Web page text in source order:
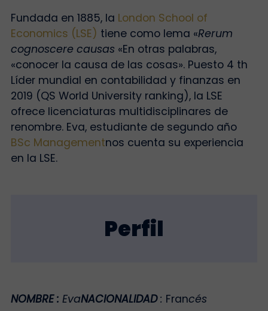
Fundada en 1885, la London School of
Economics (LSE) tiene como lema «Rerum
cognoscere causas«En otras palabras,
«conocer la causa de las cosas». Puesto 4 th
Líder mundial en contabilidad y finanzas en
2019 (QS World University ranking), la LSE
ofrece licenciaturas multidisciplinares de
renombre. Eva, estudiante de segundo año
BSc Managementnos cuenta su experiencia
en la LSE.
Perfil
NOMBRE: EvaNACIONALIDAD: Francés